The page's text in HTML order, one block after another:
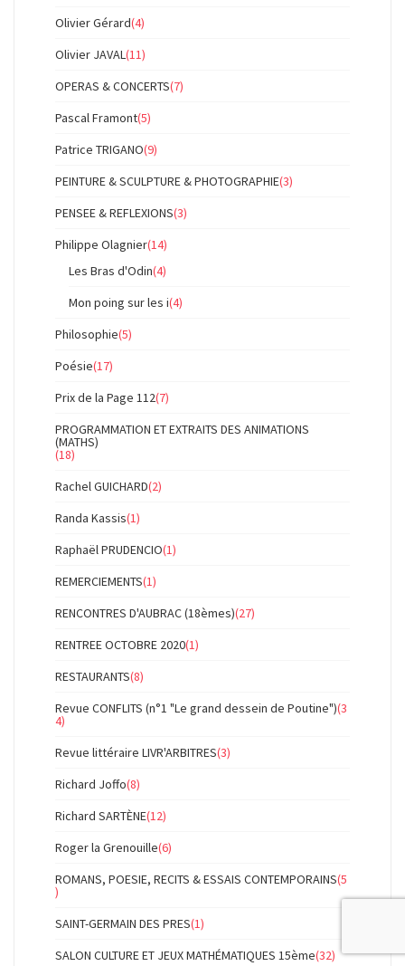
Olivier Gérard(4)
Olivier JAVAL(11)
OPERAS & CONCERTS(7)
Pascal Framont(5)
Patrice TRIGANO(9)
PEINTURE & SCULPTURE & PHOTOGRAPHIE(3)
PENSEE & REFLEXIONS(3)
Philippe Olagnier(14)
Les Bras d'Odin(4)
Mon poing sur les i(4)
Philosophie(5)
Poésie(17)
Prix de la Page 112(7)
PROGRAMMATION ET EXTRAITS DES ANIMATIONS
(MATHS)
(18)
Rachel GUICHARD(2)
Randa Kassis(1)
Raphaël PRUDENCIO(1)
REMERCIEMENTS(1)
RENCONTRES D'AUBRAC (18èmes)(27)
RENTREE OCTOBRE 2020(1)
RESTAURANTS(8)
Revue CONFLITS (n°1 "Le grand dessein de Poutine")(3
4)
Revue littéraire LIVR'ARBITRES(3)
Richard Joffo(8)
Richard SARTÈNE(12)
Roger la Grenouille(6)
ROMANS, POESIE, RECITS & ESSAIS CONTEMPORAINS(5
)
SAINT-GERMAIN DES PRES(1)
SALON CULTURE ET JEUX MATHÉMATIQUES 15ème(32)